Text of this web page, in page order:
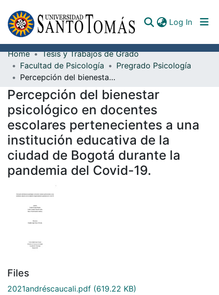
Log In
Communities & Collections
All of DSpace
Documents
Home
Tesis y Trabajos de Grado
Facultad de Psicología
Pregrado Psicología
Percepción del bienestar psicológico en docentes escolares pertenecientes a una institución educativa de la ciudad de Bogotá durante la pandemia del Covid-19.
Percepción del bienestar
psicológico en docentes
escolares pertenecientes a una
institución educativa de la
ciudad de Bogotá durante la
pandemia del Covid-19.
Files
2021andréscaucali.pdf (619.22 KB)